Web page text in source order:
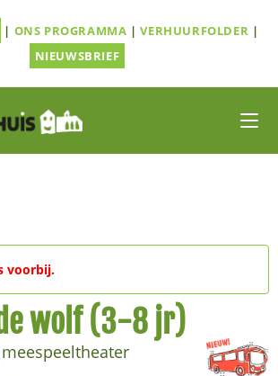
| ONS PROGRAMMA |VERHUURFOLDER |
NIEUWSBRIEF
voorbij.
wolf (3-8 jr)